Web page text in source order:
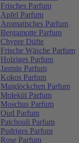
Frisches Parfum
Apfel Parfum
Aromatisches Parfum
Bergamotte Parfum
Chypre Düfte
Frische Wäsche Parfum
Holziges Parfum
Jasmin Parfum
Kokos Parfum
Maiglöckchen Parfum
Molekül Parfum
Moschus Parfum
Oud Parfum
Patchouli Parfum
Pudriges Parfum
Rose Parfum